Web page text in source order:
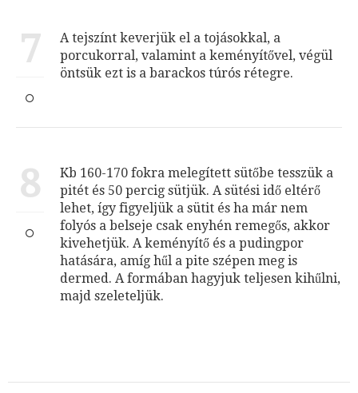
7
A tejszínt keverjük el a tojásokkal, a
porcukorral, valamint a keményítővel, végül
öntsük ezt is a barackos túrós rétegre.
8
Kb 160-170 fokra melegített sütőbe tesszük a
pitét és 50 percig sütjük. A sütési idő eltérő
lehet, így figyeljük a sütit és ha már nem
folyós a belseje csak enyhén remegős, akkor
kivehetjük. A keményítő és a pudingpor
hatására, amíg hűl a pite szépen meg is
dermed. A formában hagyjuk teljesen kihűlni,
majd szeleteljük.